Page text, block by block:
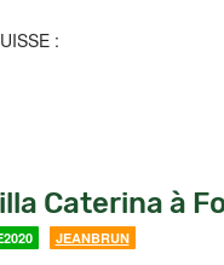
:
Caterina à
JEANBRUN